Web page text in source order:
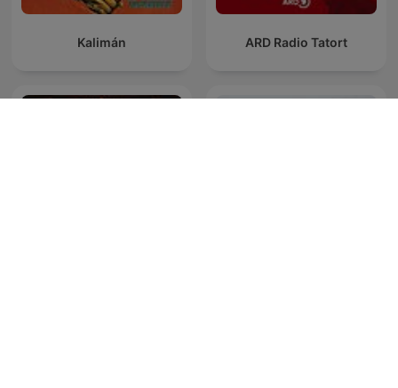
Kalimán ARD Radio Tatort